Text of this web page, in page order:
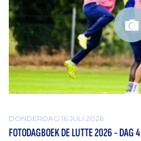
DONDERDAG 16 JULI 2026
FOTODAGBOEK DE LUTTE 2026 - DAG 4